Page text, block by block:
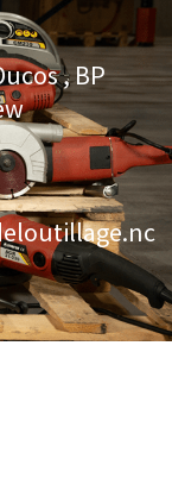
, BP